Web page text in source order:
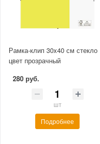
Рамка-клип 30x40 см стекло
цвет прозрачный
280 руб.
шт
Подробнее